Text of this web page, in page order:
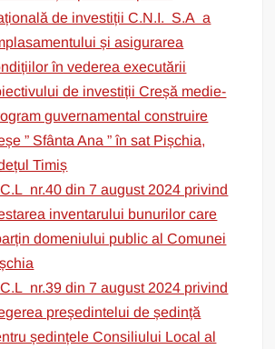
de investiții C.N.I. S.A a
și asigurarea
în vederea executării
de investiții Creșă medie-
guvernamental construire
” Sfânta Ana ” în sat Pișchia,
Timiș
nr.40 din 7 august 2024 privind
inventarului bunurilor care
domeniului public al Comunei
nr.39 din 7 august 2024 privind
președintelui de ședință
ședințele Consiliului Local al